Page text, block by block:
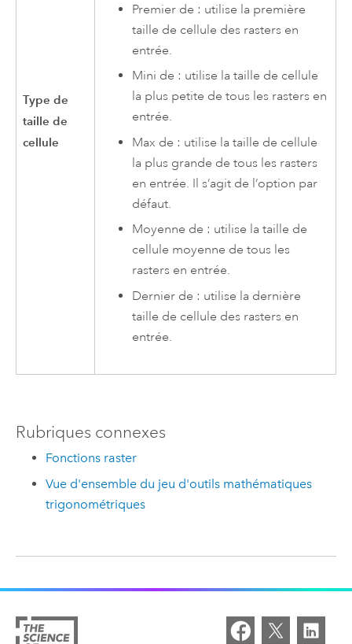
Type de
taille de
cellule
Premier de : utilise la première
taille de cellule des rasters en
entrée.
Mini de : utilise la taille de cellule
la plus petite de tous les rasters en
entrée.
Max de : utilise la taille de cellule
la plus grande de tous les rasters
en entrée. Il s’agit de l’option par
défaut.
Moyenne de : utilise la taille de
cellule moyenne de tous les
rasters en entrée.
Dernier de : utilise la dernière
taille de cellule des rasters en
entrée.
Rubriques connexes
Fonctions raster
Vue d'ensemble du jeu d'outils mathématiques
trigonométriques